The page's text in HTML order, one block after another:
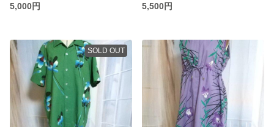
5,000円
5,500円
SOLD OUT